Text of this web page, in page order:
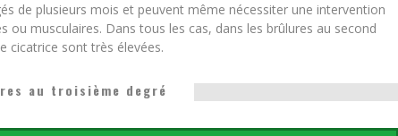
de plusieurs mois et peuvent même nécessiter une intervention
ou musculaires. Dans tous les cas, dans les brûlures au second
cicatrice sont très élevées.
au troisième degré